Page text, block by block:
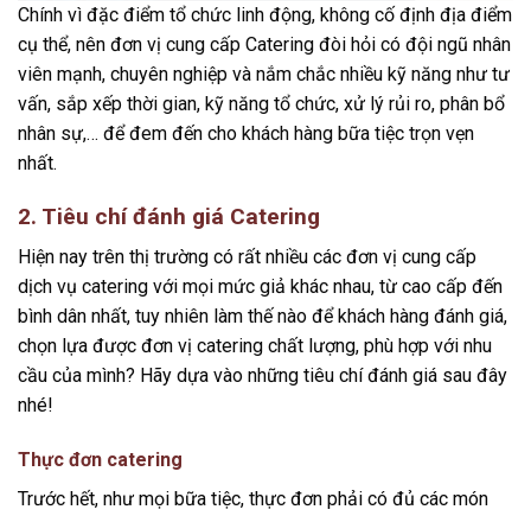
Chính vì đặc điểm tổ chức linh động, không cố định địa điểm
cụ thể, nên đơn vị cung cấp Catering đòi hỏi có đội ngũ nhân
viên mạnh, chuyên nghiệp và nắm chắc nhiều kỹ năng như tư
vấn, sắp xếp thời gian, kỹ năng tổ chức, xử lý rủi ro, phân bổ
nhân sự,… để đem đến cho khách hàng bữa tiệc trọn vẹn
nhất.
2. Tiêu chí đánh giá Catering
Hiện nay trên thị trường có rất nhiều các đơn vị cung cấp
dịch vụ catering với mọi mức giả khác nhau, từ cao cấp đến
bình dân nhất, tuy nhiên làm thế nào để khách hàng đánh giá,
chọn lựa được đơn vị catering chất lượng, phù hợp với nhu
cầu của mình? Hãy dựa vào những tiêu chí đánh giá sau đây
nhé!
Thực đơn catering
Trước hết, như mọi bữa tiệc, thực đơn phải có đủ các món